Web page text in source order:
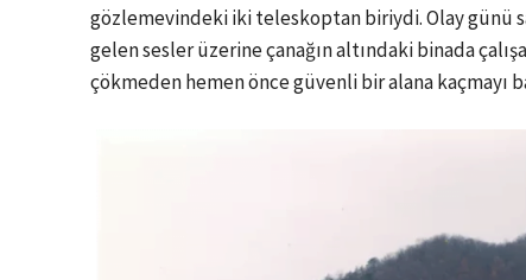
gözlemevindeki iki teleskoptan biriydi. Olay günü
gelen sesler üzerine çanağın altındaki binada
çökmeden hemen önce güvenli bir alana kaçmayı